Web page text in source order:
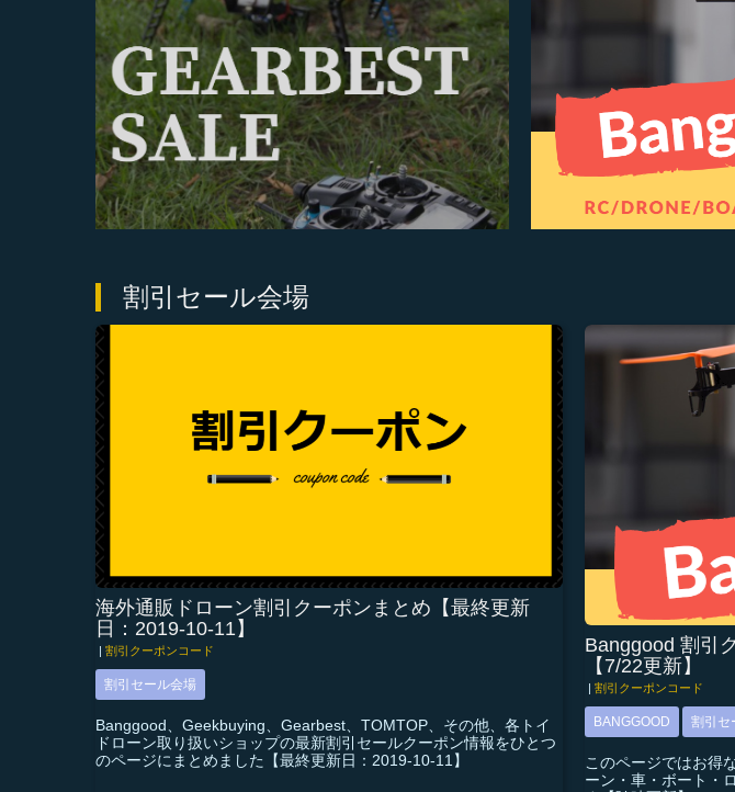
割引セール会場
海外通販ドローン割引クーポンまとめ【最終更新
日：2019-10-11】
割引クーポンコード
割引セール会場
Banggood、Geekbuying、Gearbest、TOMTOP、その他、各トイ
ドローン取り扱いショップの最新割引セールクーポン情報をひとつ
のページにまとめました【最終更新日：2019-10-11】
Banggood 割引
【7/22更新】
|割引クーポンコード
BANGGOOD 割引セ
このページではお得
ーン・車・ボート・